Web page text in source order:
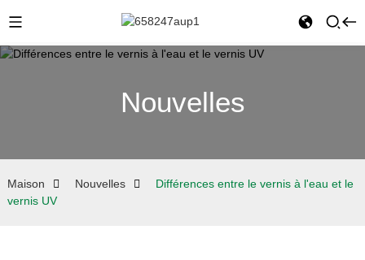
Nouvelles
Maison Nouvelles
Différences entre le vernis à l'eau et le
vernis UV